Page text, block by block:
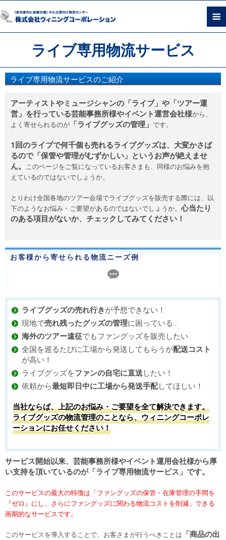
ライブ専用物流サービス
ライブ専用物流サービスのご紹介
アーティストやミュージシャンの「ライブ」や「ツアー運
営」を行っている芸能事務所様やイベント運営会社様から、
よく寄せられるのが 「ライブグッズの管理」 です。
1回のライブで何千個も売れるライブグッズは、大変かさば
るので「保管や管理がむずかしい」というお声が絶えませ
ん。
このページをご覧になっているお客さまも、同様のお悩みを抱
えているのではないでしょうか。
とりわけ全国各地のツアー会場でライブグッズを販売する際には、以
下のようなお悩み・ご要望があるのではないでしょうか。心当たり
のある項目がないか、チェックしてみてください！
お客様から寄せられる物流ニーズ例
ライブグッズの売れ行きが予想できない！
現地で売れ残ったグッズの管理に困っている…
海外のツアー遠征でもファングッズを販売したい
全国を巡るたびに工場から発送してもらうが配送コスト
が高い！
ライブグッズをファンの自宅に直送したい！
依頼から最短即日中に工場から発送手配してほしい！
当社ならば、上記のお悩み・ご要望を全て解決できます。
ライブグッズの物流管理のことなら、ウィニングコーポレ
ーションにお任せください！
サービス開始以来、芸能事務所様やイベント運用会社様から厚
い支持を頂いているのが「ライブ専用物流サービス」です。
このサービスの最大の特徴は「ファングッズの保管・在庫管理の手間を
『ゼロ』にし、さらにファングッズに関わる物流コストを削減」できる
画期的なサービスです。
このサービスを導入することで、お客さまが行うべきことは
「商品の出